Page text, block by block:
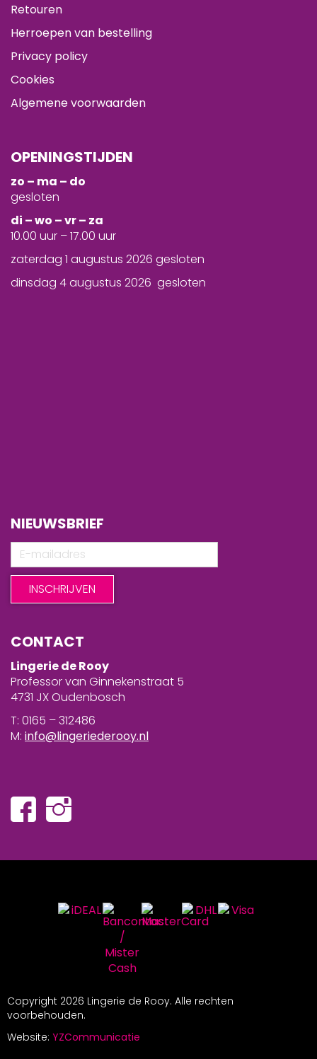
Retouren
Herroepen van bestelling
Privacy policy
Cookies
Algemene voorwaarden
OPENINGSTIJDEN
zo – ma – do
gesloten
di – wo – vr – za
10.00 uur – 17.00 uur
zaterdag 1 augustus 2026 gesloten
dinsdag 4 augustus 2026 gesloten
NIEUWSBRIEF
CONTACT
Lingerie de Rooy
Professor van Ginnekenstraat 5
4731 JX Oudenbosch
T: 0165 – 312486
M: info@lingeriederooy.nl
Copyright 2026 Lingerie de Rooy. Alle rechten
voorbehouden.
Website: YZCommunicatie